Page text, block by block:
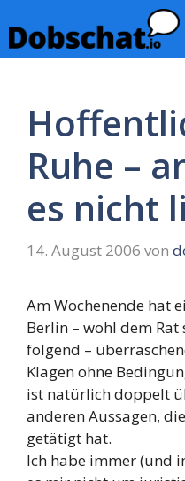
Inhalt
springen
Ruhe –
es nicht
14. August 2006 von
Am Wochenende hat
Berlin – wohl dem
folgend –
Klagen ohne
ist natürlich doppelt
anderen Aussagen,
getätigt hat.
Ich habe immer (und